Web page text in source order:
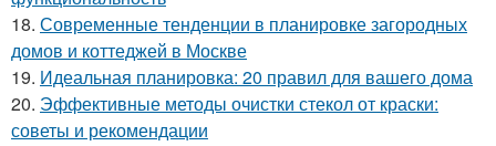
18. Современные тенденции в планировке загородных
домов и коттеджей в Москве
19. Идеальная планировка: 20 правил для вашего дома
20. Эффективные методы очистки стекол от краски:
советы и рекомендации